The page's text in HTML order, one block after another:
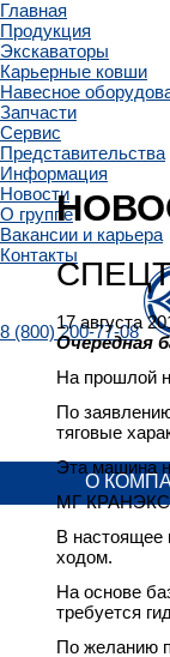
Главная
Продукция
Экскаваторы
Карьерные ковши
Навесное
Запчасти
Сервис
Представительства
Информация
Новости
О группе
Вакансии и карьера
Контакты
8 (800) 200-77-08
О
17 августа
Очередная
На прошлой
По
тяговые
Эта машина
МГ КРАНЭКС
В настоящее
ходом.
На основе
требуется
По желанию